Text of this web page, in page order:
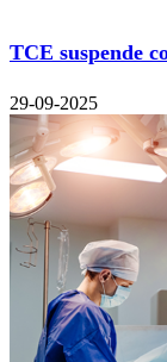
TCE suspende
29-09-2025